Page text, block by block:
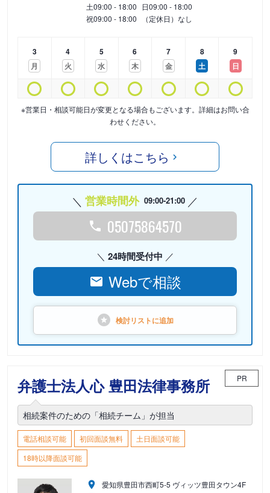
土09:00 - 18:00 日09:00 - 18:00
祝09:00 - 18:00 （定休日）なし
3
月
4
火
5
水
6
木
7
金
8
土
9
日
※営業日・相談可能日が変更となる場合もございます。詳細はお問い合
わせください。
詳しくはこちら
営業時間外 09:00-21:00
05075864570
24時間受付中
Webで相談
検討リストに追加
弁護士法人心 豊田法律事務所 PR
相続案件のための「相続チーム」が担当
電話相談可能 初回面談無料
土日面談可能
18時以降面談可能
愛知県豊田市西町5-5 ヴィッツ豊田タウン4F